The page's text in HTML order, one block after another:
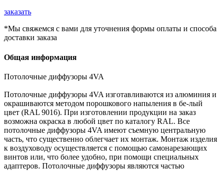
заказать
*Мы свяжемся с вами для уточнения формы оплаты и способа
доставки заказа
Общая информация
Потолочные диффузоры 4VA
Потолочные диффузоры 4VA изготавливаются из алюминия и
окрашиваются методом порошкового напыления в бе-лый
цвет (RAL 9016). При изготовлении продукции на заказ
возможна окраска в любой цвет по каталогу RAL. Все
потолочные диффузоры 4VA имеют съемную центральную
часть, что существенно облегчает их монтаж. Монтаж изделия
к воздуховоду осуществляется с помощью самонарезающих
винтов или, что более удобно, при помощи специальных
адаптеров. Потолочные диффузоры являются частью